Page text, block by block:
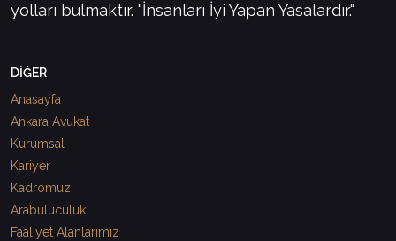
yolları bulmaktır. "İnsanları İyi Yapan Yasalardır."
DİĞER
Anasayfa
Ankara Avukat
Kurumsal
Kariyer
Kadromuz
Arabuluculuk
Faaliyet Alanlarımız